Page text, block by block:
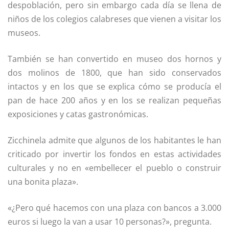
despoblación, pero sin embargo cada día se llena de
niños de los colegios calabreses que vienen a visitar los
museos.
También se han convertido en museo dos hornos y
dos molinos de 1800, que han sido conservados
intactos y en los que se explica cómo se producía el
pan de hace 200 años y en los se realizan pequeñas
exposiciones y catas gastronómicas.
Zicchinela admite que algunos de los habitantes le han
criticado por invertir los fondos en estas actividades
culturales y no en «embellecer el pueblo o construir
una bonita plaza».
«¿Pero qué hacemos con una plaza con bancos a 3.000
euros si luego la van a usar 10 personas?», pregunta.